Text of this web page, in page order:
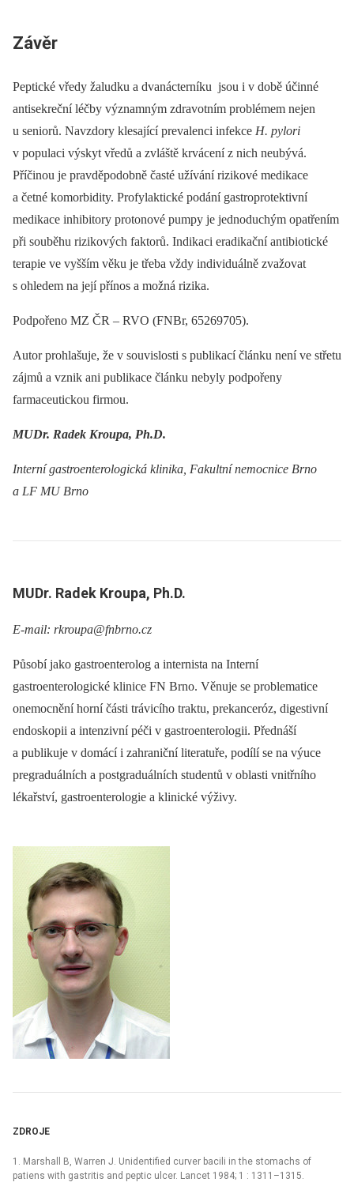
Závěr
Peptické vředy žaludku a dvanácterníku jsou i v době účinné
antisekreční léčby významným zdravotním problémem nejen
u seniorů. Navzdory klesající prevalenci infekce H. pylori
v populaci výskyt vředů a zvláště krvácení z nich neubývá.
Příčinou je pravděpodobně časté užívání rizikové medikace
a četné komorbidity. Profylaktické podání gastroprotektivní
medikace inhibitory protonové pumpy je jednoduchým opatřením
při souběhu rizikových faktorů. Indikaci eradikační antibiotické
terapie ve vyšším věku je třeba vždy individuálně zvažovat
s ohledem na její přínos a možná rizika.
Podpořeno MZ ČR –⁠ RVO (FNBr, 65269705).
Autor prohlašuje, že v souvislosti s publikací článku není ve střetu
zájmů a vznik ani publikace článku nebyly podpořeny
farmaceutickou firmou.
MUDr. Radek Kroupa, Ph.D.
Interní gastroenterologická klinika, Fakultní nemocnice Brno
a LF MU Brno
MUDr. Radek Kroupa, Ph.D.
E-mail: rkroupa@fnbrno.cz
Působí jako gastroenterolog a internista na Interní
gastroenterologické klinice FN Brno. Věnuje se problematice
onemocnění horní části trávicího traktu, prekanceróz, digestivní
endoskopii a intenzivní péči v gastroenterologii. Přednáší
a publikuje v domácí i zahraniční literatuře, podílí se na výuce
pregraduálních a postgraduálních studentů v oblasti vnitřního
lékařství, gastroenterologie a klinické výživy.
ZDROJE
1. Marshall B, Warren J. Unidentified curver bacili in the stomachs of
patiens with gastritis and peptic ulcer. Lancet 1984; 1 : 1311–1315.